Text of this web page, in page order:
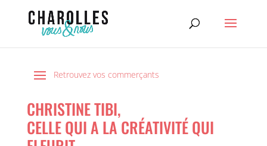
CHRISTINE TIBI,
CELLE QUI A LA CRÉATIVITÉ QUI